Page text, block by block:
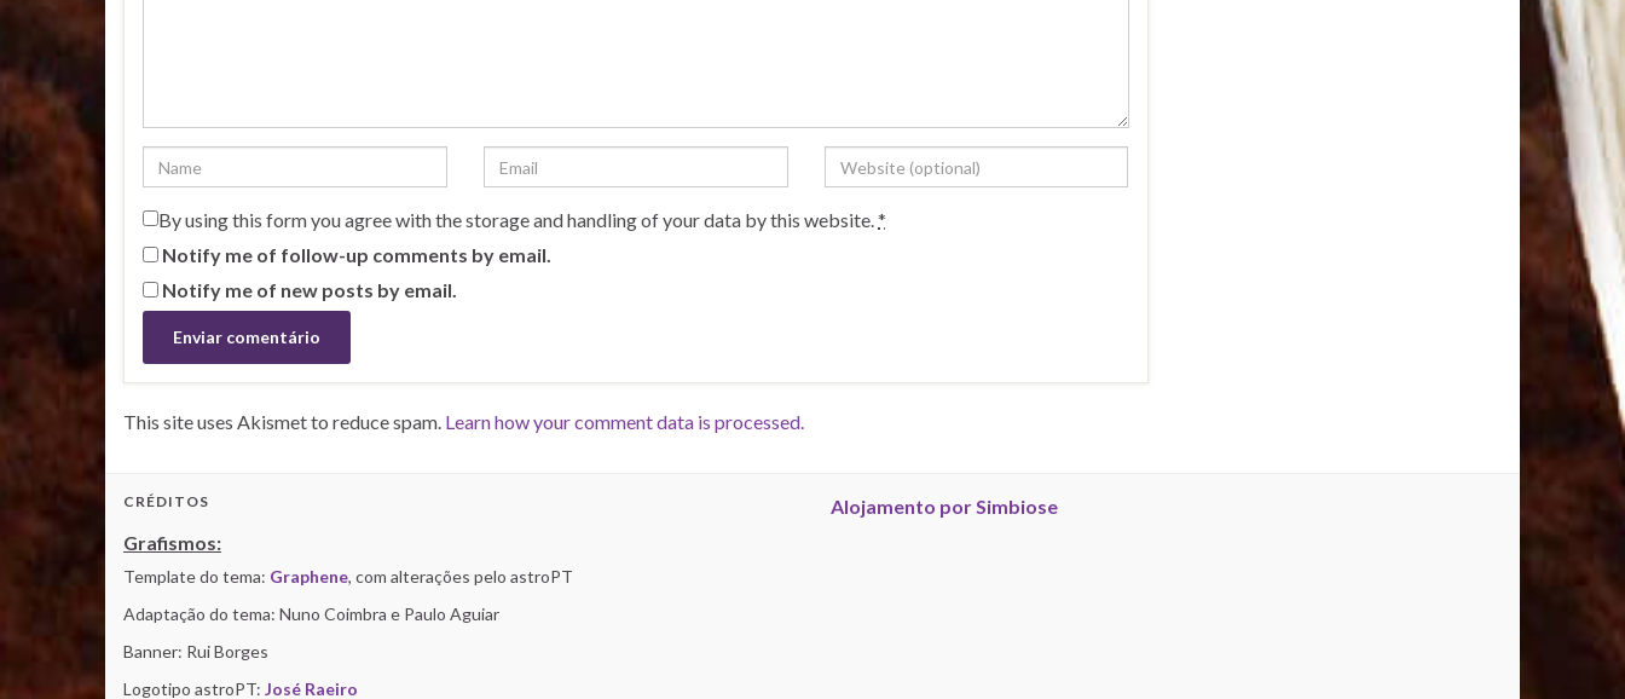
By using this form you agree with the storage and handling of your data by this website.*
Notify me of follow-up comments by email.
Notify me of new posts by email.
This site uses Akismet to reduce spam. Learn how your comment data is processed.
CRÉDITOS
Grafismos:
Template do tema: Graphene, com alterações pelo astroPT
Adaptação do tema: Nuno Coimbra e Paulo Aguiar
Banner: Rui Borges
Logotipo astroPT: José Raeiro
Alojamento por Simbiose